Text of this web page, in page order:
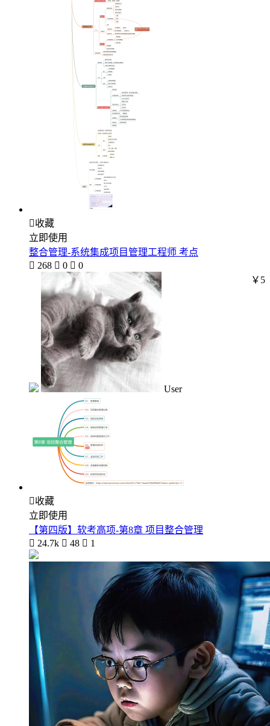
收藏
立即使用
整合管理-系统集成项目管理工程师 考点
 268  0  0
User
￥5
收藏
立即使用
【第四版】软考高项-第8章 项目整合管理
 24.7k  48  1